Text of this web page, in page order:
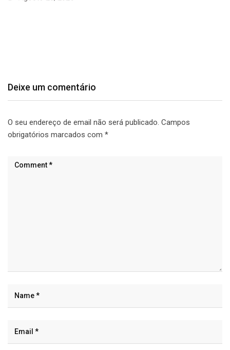
Deixe um comentário
O seu endereço de email não será publicado. Campos
obrigatórios marcados com *